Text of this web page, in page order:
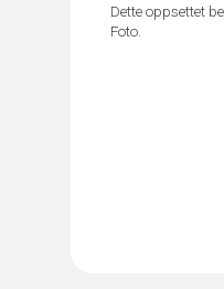
Dette oppsettet
Foto.